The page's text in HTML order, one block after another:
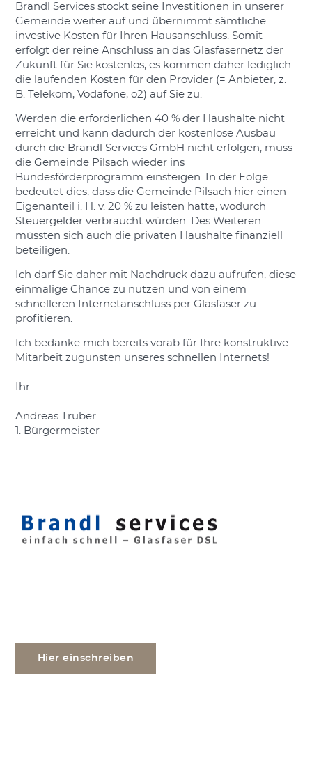
Brandl Services stockt seine Investitionen in unserer
Gemeinde weiter auf und übernimmt sämtliche
investive Kosten für Ihren Hausanschluss. Somit
erfolgt der reine Anschluss an das Glasfasernetz der
Zukunft für Sie kostenlos, es kommen daher lediglich
die laufenden Kosten für den Provider (= Anbieter, z.
B. Telekom, Vodafone, o2) auf Sie zu.
Werden die erforderlichen 40 % der Haushalte nicht
erreicht und kann dadurch der kostenlose Ausbau
durch die Brandl Services GmbH nicht erfolgen, muss
die Gemeinde Pilsach wieder ins
Bundesförderprogramm einsteigen. In der Folge
bedeutet dies, dass die Gemeinde Pilsach hier einen
Eigenanteil i. H. v. 20 % zu leisten hätte, wodurch
Steuergelder verbraucht würden. Des Weiteren
müssten sich auch die privaten Haushalte finanziell
beteiligen.
Ich darf Sie daher mit Nachdruck dazu aufrufen, diese
einmalige Chance zu nutzen und von einem
schnelleren Internetanschluss per Glasfaser zu
profitieren.
Ich bedanke mich bereits vorab für Ihre konstruktive
Mitarbeit zugunsten unseres schnellen Internets!
Ihr
Andreas Truber
1. Bürgermeister
Hier einschreiben